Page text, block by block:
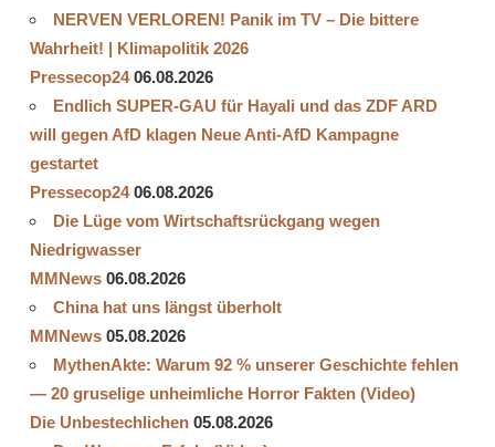
NERVEN VERLOREN! Panik im TV – Die bittere
Wahrheit! | Klimapolitik 2026
Pressecop24 06.08.2026
Endlich SUPER-GAU für Hayali und das ZDF ARD
will gegen AfD klagen Neue Anti-AfD Kampagne
gestartet
Pressecop24 06.08.2026
Die Lüge vom Wirtschaftsrückgang wegen
Niedrigwasser
MMNews 06.08.2026
China hat uns längst überholt
MMNews 05.08.2026
MythenAkte: Warum 92 % unserer Geschichte fehlen
— 20 gruselige unheimliche Horror Fakten (Video)
Die Unbestechlichen 05.08.2026